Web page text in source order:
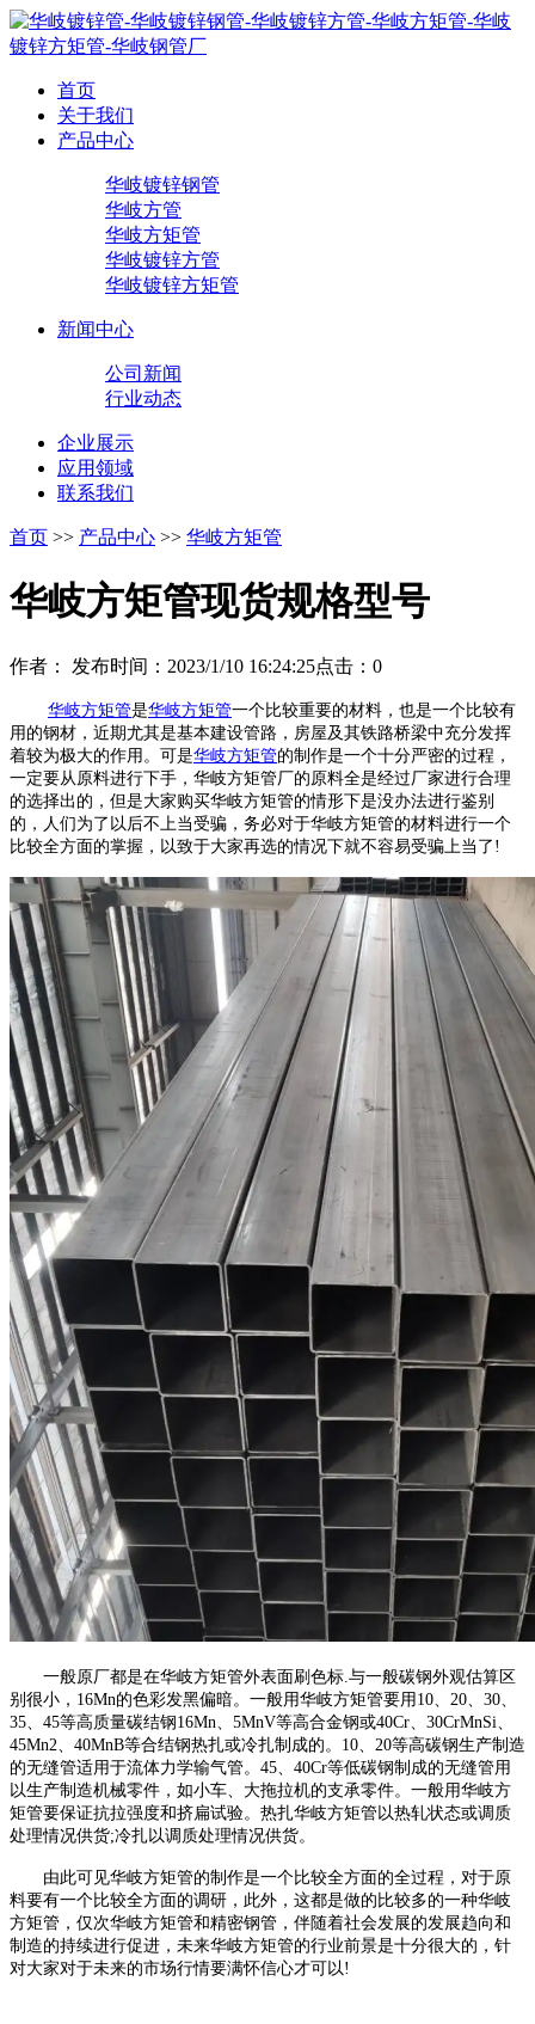
首页
关于我们
产品中心
华岐镀锌钢管
华岐方管
华岐方矩管
华岐镀锌方管
华岐镀锌方矩管
新闻中心
公司新闻
行业动态
企业展示
应用领域
联系我们
首页 >> 产品中心 >> 华岐方矩管
华岐方矩管现货规格型号
作者： 发布时间：2023/1/10 16:24:25点击： 0
华岐方矩管是华岐方矩管一个比较重要的材料，也是一个比较有
用的钢材，近期尤其是基本建设管路，房屋及其铁路桥梁中充分发挥
着较为极大的作用。可是华岐方矩管的制作是一个十分严密的过程，
一定要从原料进行下手，华岐方矩管厂的原料全是经过厂家进行合理
的选择出的，但是大家购买华岐方矩管的情形下是没办法进行鉴别
的，人们为了以后不上当受骗，务必对于华岐方矩管的材料进行一个
比较全方面的掌握，以致于大家再选的情况下就不容易受骗上当了!
一般原厂都是在华岐方矩管外表面刷色标.与一般碳钢外观估算区
别很小，16Mn的色彩发黑偏暗。一般用华岐方矩管要用10、20、30、
35、45等高质量碳结钢16Mn、5MnV等高合金钢或40Cr、30CrMnSi、
45Mn2、40MnB等合结钢热扎或冷扎制成的。10、20等高碳钢生产制造
的无缝管适用于流体力学输气管。45、40Cr等低碳钢制成的无缝管用
以生产制造机械零件，如小车、大拖拉机的支承零件。一般用华岐方
矩管要保证抗拉强度和挤扁试验。热扎华岐方矩管以热轧状态或调质
处理情况供货;冷扎以调质处理情况供货。
由此可见华岐方矩管的制作是一个比较全方面的全过程，对于原
料要有一个比较全方面的调研，此外，这都是做的比较多的一种华岐
方矩管，仅次华岐方矩管和精密钢管，伴随着社会发展的发展趋向和
制造的持续进行促进，未来华岐方矩管的行业前景是十分很大的，针
对大家对于未来的市场行情要满怀信心才可以!